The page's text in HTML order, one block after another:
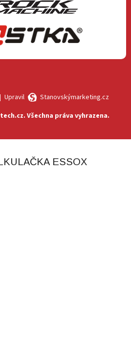
Upravil
Stanovskýmarketing.cz
. Všechna práva vyhrazena.
ESSOX